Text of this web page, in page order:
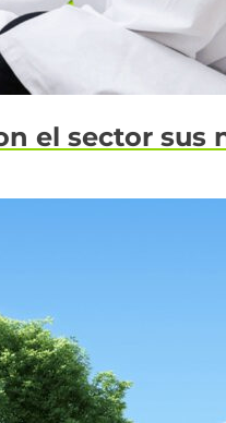
el sector sus